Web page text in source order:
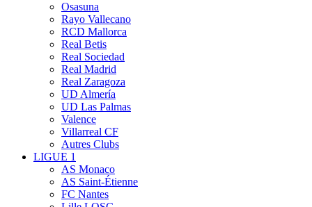
Osasuna
Rayo Vallecano
RCD Mallorca
Real Betis
Real Sociedad
Real Madrid
Real Zaragoza
UD Almería
UD Las Palmas
Valence
Villarreal CF
Autres Clubs
LIGUE 1
AS Monaco
AS Saint-Étienne
FC Nantes